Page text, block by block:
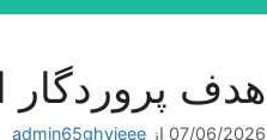
هدف پروردگار
07/06/2026 از admin65ghyjeee